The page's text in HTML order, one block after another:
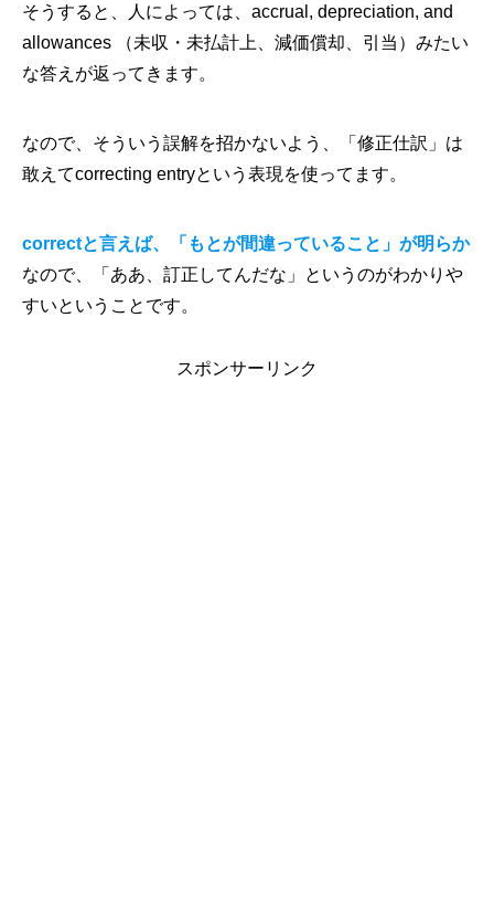
そうすると、人によっては、accrual, depreciation, and
allowances （未収・未払計上、減価償却、引当）みたい
な答えが返ってきます。
なので、そういう誤解を招かないよう、「修正仕訳」は
敢えてcorrecting entryという表現を使ってます。
correctと言えば、「もとが間違っていること」が明らか
なので、「ああ、訂正してんだな」というのがわかりや
すいということです。
スポンサーリンク